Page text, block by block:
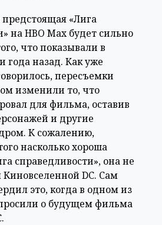
«Лига
на HBO Max будет сильно
что показывали в
года назад. Как уже
пересъемки
изменили то, что
для фильма, оставив
и другие
К сожалению,
насколько хороша
справедливости», она не
Киновселенной DC. Сам
это, когда в одном из
о будущем фильма